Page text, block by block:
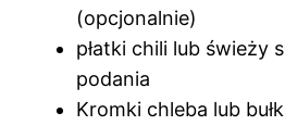
(opcjonalnie)
płatki chili lub świeży
podania
Kromki chleba lub